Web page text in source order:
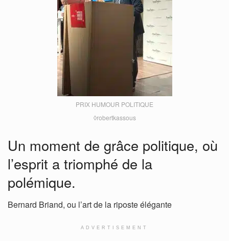
PRIX HUMOUR POLITIQUE
◊robertkassous
Un moment de grâce politique, où
l’esprit a triomphé de la
polémique.
Bernard Briand, ou l’art de la riposte élégante
ADVERTISEMENT